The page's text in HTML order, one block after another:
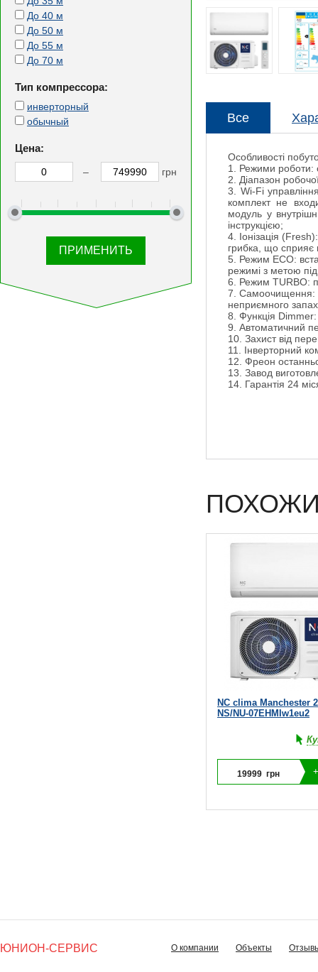
Все
Особливості
1. Режими роботи:
2. Діапазон
3. Wi-Fi
комплект не
модуль у
інструкцією;
4. Іонізація
грибка, що сприяє
5. Режим ECO:
режимі з метою
6. Режим TURBO:
7. Самоочищення:
неприємного
8. Функція Dimmer:
9. Автоматичний
10. Захист від
11. Інверторний
12. Фреон
13. Завод
14. Гарантія 24
NC clima Manchester
NS/NU-07EHMIw1eu2
19999 грн +
До 40 м
До 50 м
До 55 м
До 70 м
Тип компрессора:
инверторный
обычный
Цена:
– грн
ЮНИОН-СЕРВИС О компании Объекты